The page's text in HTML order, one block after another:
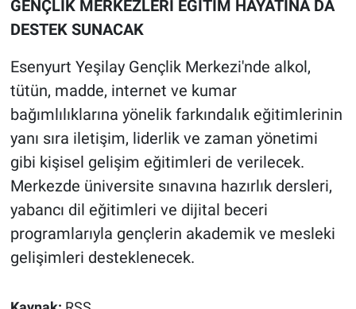
GENÇLİK MERKEZLERİ EĞİTİM HAYATINA DA
DESTEK SUNACAK
Esenyurt Yeşilay Gençlik Merkezi'nde alkol,
tütün, madde, internet ve kumar
bağımlılıklarına yönelik farkındalık eğitimlerinin
yanı sıra iletişim, liderlik ve zaman yönetimi
gibi kişisel gelişim eğitimleri de verilecek.
Merkezde üniversite sınavına hazırlık dersleri,
yabancı dil eğitimleri ve dijital beceri
programlarıyla gençlerin akademik ve mesleki
gelişimleri desteklenecek.